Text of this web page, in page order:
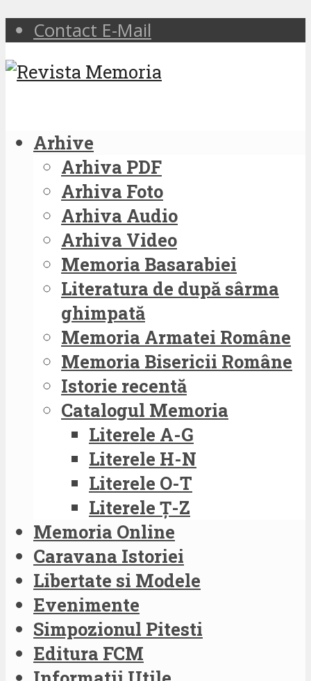
Contact E-Mail
Arhive
Arhiva PDF
Arhiva Foto
Arhiva Audio
Arhiva Video
Memoria Basarabiei
Literatura de după sârma
ghimpată
Memoria Armatei Române
Memoria Bisericii Române
Istorie recentă
Catalogul Memoria
Literele A-G
Literele H-N
Literele O-T
Literele Ț-Z
Memoria Online
Caravana Istoriei
Libertate si Modele
Evenimente
Simpozionul Pitesti
Editura FCM